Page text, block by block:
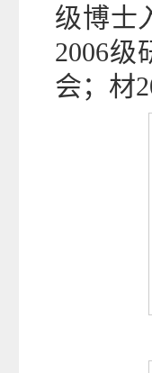
级博士
2006级
会；材